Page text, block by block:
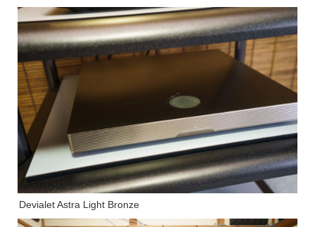
Devialet Astra Light Bronze